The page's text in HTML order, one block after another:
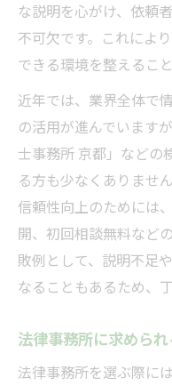
宇治田原町周
弁護士事務所
信頼性重視の
ス
費用や対応力
口コミ・評判
弁護士に求めら
弁護士の透明
費用対効果を
見積もりや説
由
サービス内容
な説明を心がけ、依頼
不可欠です。これによ
できる環境を整えるこ
近年では、業界全体で
の活用が進んでいます
士事務所 京都」などの
る方も少なくありません
信頼性向上のためには
開、初回相談無料など
敗例として、説明不足
なることもあるため、
法律事務所に求めら
法律事務所を選ぶ際に